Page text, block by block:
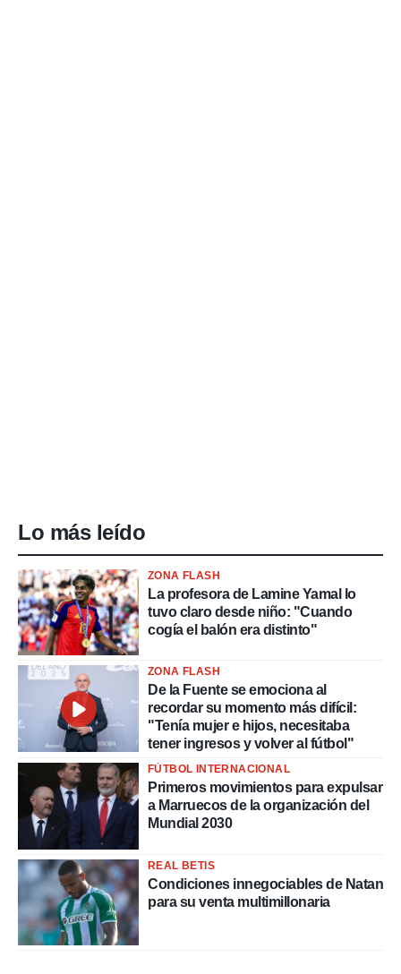
Lo más leído
ZONA FLASH
La profesora de Lamine Yamal lo
tuvo claro desde niño: "Cuando
cogía el balón era distinto"
ZONA FLASH
De la Fuente se emociona al
recordar su momento más difícil:
"Tenía mujer e hijos, necesitaba
tener ingresos y volver al fútbol"
FÚTBOL INTERNACIONAL
Primeros movimientos para expulsar
a Marruecos de la organización del
Mundial 2030
REAL BETIS
Condiciones innegociables de Natan
para su venta multimillonaria